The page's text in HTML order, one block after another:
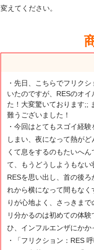
変えてください。
・先日、こちらでフリク
いたのですが、RESのオ
た！大変驚いております;;
難うございました！
・今回はとてもスゴイ経
しまい、夜になって熱が
くて息をするのもたいへ
て、もうどうしようもな
RESを思い出し、首の後
れから横になって間もな
りが心地よく、さっきま
リ分かるのは初めての体
ひ、インフルエンザにかか
・「フリクション：RES